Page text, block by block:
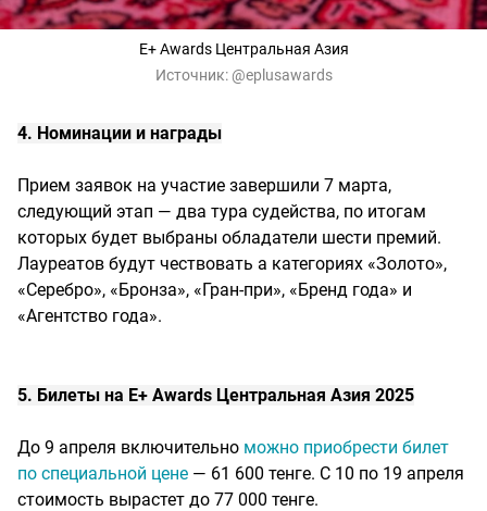
E+ Awards Центральная Азия
Источник: @eplusawards
4. Номинации и награды
Прием заявок на участие завершили 7 марта,
следующий этап — два тура судейства, по итогам
которых будет выбраны обладатели шести премий.
Лауреатов будут чествовать а категориях «Золото»,
«Серебро», «Бронза», «Гран-при», «Бренд года» и
«Агентство года».
5. Билеты на E+ Awards Центральная Азия 2025
До 9 апреля включительно можно приобрести билет
по специальной цене — 61 600 тенге. С 10 по 19 апреля
стоимость вырастет до 77 000 тенге.